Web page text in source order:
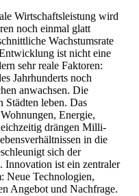
Wirtschafts­leistung wird
noch einmal glatt
Wachs­tumsrate
ist nicht eine
sehr reale Faktoren:
Jahrhun­derts noch
anwachsen. Die
Städten leben. Das
Energie,
drängen Milli­
in die
sich der
Innovation ist ein zentraler
Neue Techno­logien,
Angebot und Nachfrage.